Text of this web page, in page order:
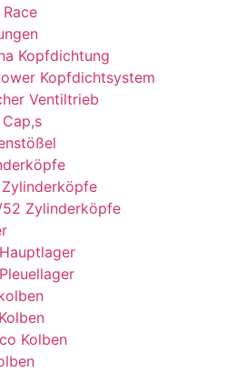
Kopfdichtung
Kopfdichtsystem
Ventiltrieb
Zylinderköpfe
Kolben